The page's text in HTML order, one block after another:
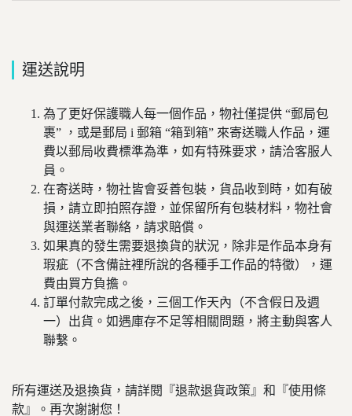
運送說明
為了更好保護職人每一個作品，物社僅提供 “郵局包
裹” ，或是郵局 i 郵箱 “箱到箱” 來寄送職人作品，運
費以郵局收費標準為準，如有特殊要求，請洽客服人
員。
在寄送時，物社皆會妥善包裝，貨品收到時，如有破
損，請立即拍照存證，並保留所有包裝材料，物社會
與運送業者聯絡，請求賠償。
如果真的發生需要退換貨的狀況，除非是作品本身有
瑕疵（不含備註裡所說的各種手工作品的特徵），運
費由買方負擔。
訂單付款完成之後，三個工作天內（不含假日及週
一）出貨。如遇庫存不足等相關問題，將主動與客人
聯繫。
所有運送及退換貨，請詳閱『退款退貨政策』和『使用條
款』。再次謝謝您！